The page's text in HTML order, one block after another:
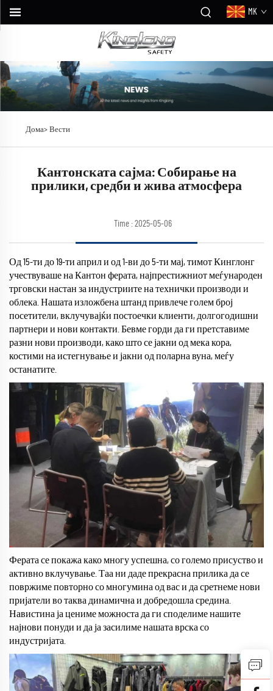
MK
Дома> Вести
Кантонската сајма: Собирање на
прилики, средби и жива атмосфера
Time : 2025-05-06
Од 15-ти до 19-ти април и од 1-ви до 5-ти мај, тимот Кинглонг
учествуваше на Кантон ферата, најпрестижниот меѓународен
трговски настан за индустриите на технички производи и
облека. Нашата изложбена штанд привлече голем број
посетители, вклучувајќи постоечки клиенти, долгогодишни
партнери и нови контакти. Бевме горди да ги претставиме
разни нови производи, како што се јакни од мека кора,
костими на истегнување и јакни од поларна вуна, меѓу
останатите.
Ферата се покажа како многу успешна, со големо присуство и
активно вклучување. Таа ни даде прекрасна прилика да се
повржиме повторно со многумина од вас и да сретнеме нови
пријатели во таква динамична и добредошла средина.
Навистина ја цениме можноста да ги споделиме нашите
најнови понуди и да ја засилиме нашата врска со
индустријата.